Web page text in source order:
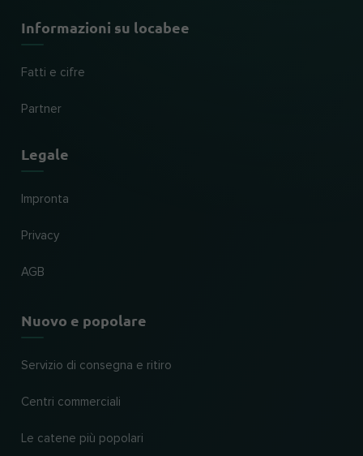
Informazioni su locabee
Fatti e cifre
Partner
Legale
Impronta
Privacy
AGB
Nuovo e popolare
Servizio di consegna e ritiro
Centri commerciali
Le catene più popolari